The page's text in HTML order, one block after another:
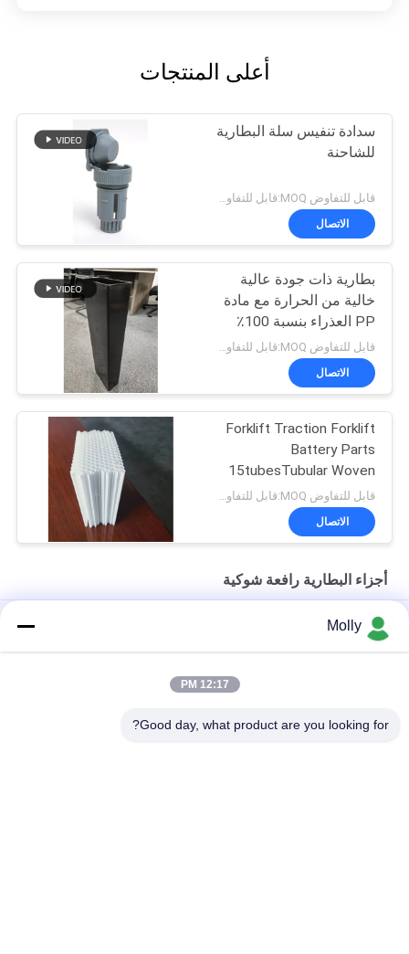
أعلى المنتجات
سدادة تنفيس سلة البطارية
للشاحنة
قابل للتفاوض MOQ:قابل للتفاوض
الاتصال
بطارية ذات جودة عالية
خالية من الحرارة مع مادة
PP العذراء بنسبة 100٪
وحجم قابل للتخصيص -
صندوق BCI
قابل للتفاوض MOQ:قابل للتفاوض
الاتصال
Forklift Traction Forklift
Battery Parts
15tubesTubular Woven
Battery Gauntlet
الاتصال
أجزاء البطارية رافعة شوكية
حصص بطارية الكهرباء الكهربائية الكهربائية
M10 المهنية الجر بطارية بولت برغي اللون الأسود مع رئيس البلاستيك
الحجم M أجزاء البطارية رافعة شوكية ، البطارية تنفيس التوصيل تعويم
Molly
12:17 PM
Good day, what product are you looking for?